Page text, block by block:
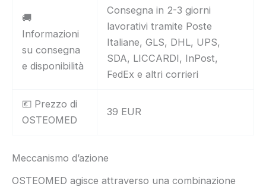
🚚
Informazioni
su consegna
e disponibilità
Consegna in 2-3 giorni
lavorativi tramite Poste
Italiane, GLS, DHL, UPS,
SDA, LICCARDI, InPost,
FedEx e altri corrieri
💶 Prezzo di
OSTEOMED
39 EUR
Meccanismo d’azione
OSTEOMED agisce attraverso una combinazione